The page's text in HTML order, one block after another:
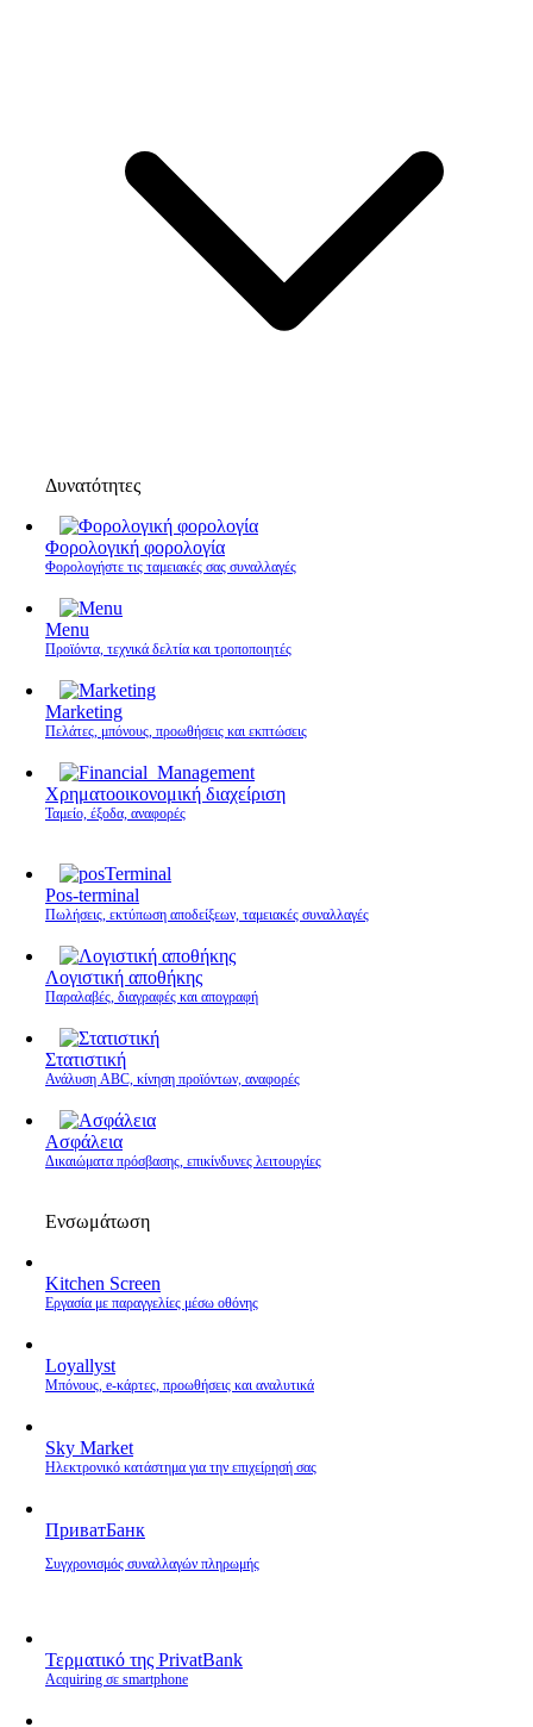
Δυνατότητες
Φορολογική φορολογία
Φορολογήστε τις ταμειακές σας συναλλαγές
Menu
Προϊόντα, τεχνικά δελτία και τροποποιητές
Marketing
Πελάτες, μπόνους, προωθήσεις και εκπτώσεις
Χρηματοοικονομική διαχείριση
Ταμείο, έξοδα, αναφορές
Pos-terminal
Πωλήσεις, εκτύπωση αποδείξεων, ταμειακές συναλλαγές
Λογιστική αποθήκης
Παραλαβές, διαγραφές και απογραφή
Στατιστική
Ανάλυση ABC, κίνηση προϊόντων, αναφορές
Ασφάλεια
Δικαιώματα πρόσβασης, επικίνδυνες λειτουργίες
Ενσωμάτωση
Kitchen Screen
Εργασία με παραγγελίες μέσω οθόνης
Loyallyst
Μπόνους, e‑κάρτες, προωθήσεις και αναλυτικά
Sky Market
Ηλεκτρονικό κατάστημα για την επιχείρησή σας
ПриватБанк
Συγχρονισμός συναλλαγών πληρωμής
Τερματικό της PrivatBank
Acquiring σε smartphone